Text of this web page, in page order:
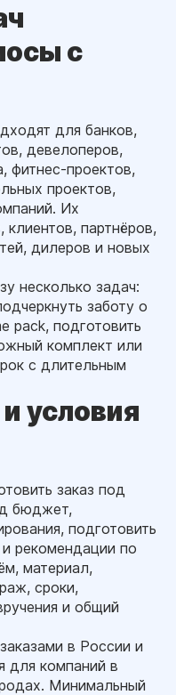
с
для банков,
девелоперов,
фитнес-проектов,
проектов,
Их
партнёров,
дилеров и новых
несколько задач:
заботу о
pack, подготовить
комплект или
с длительным
условия
заказ под
бюджет,
подготовить
рекомендации по
материал,
сроки,
и общий
в России и
для компаний в
Минимальный